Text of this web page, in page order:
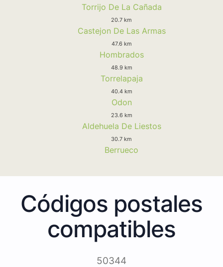
Torrijo De La Cañada
20.7 km
Castejon De Las Armas
47.6 km
Hombrados
48.9 km
Torrelapaja
40.4 km
Odon
23.6 km
Aldehuela De Liestos
30.7 km
Berrueco
Códigos postales
compatibles
50344